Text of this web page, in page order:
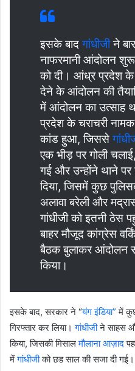
इसके बादगांधीजीने
नाफरमानी आंदोलन
को दी। आंध्र प्रदेश
देने के आंदोलन की
में आंदोलन का उत्साह
प्रदेश के चराचरी
कांड हुआ, जिससे
एक भीड़ पर गोली
गई और उन्होंने थाने
दिया, जिसमें कुछ
अलावा बरेली और
गांधीजी को इतनी ठेस
बाहर मौजूद कांग्रेस
बैठक बुलाकर आंदोलन
किया।
इसके बाद, सरकार ने “यंग इंडिया” में
गिरफ्तार कर लिया।गांधीजीने साहस
किया, जिसकी मिसालमौलाना आज़ाद
मेंगांधीजीको छह साल की सजा दी गई।